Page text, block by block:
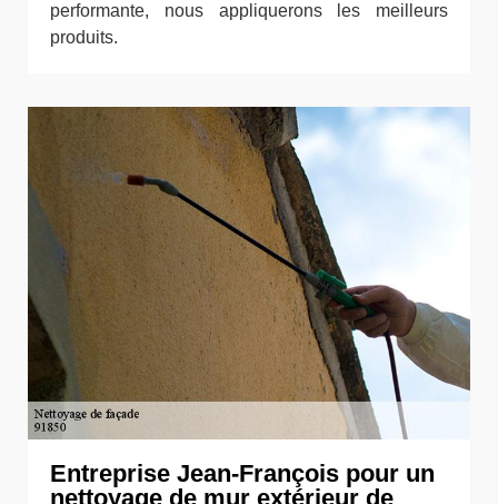
performante, nous appliquerons les meilleurs
produits.
Entreprise Jean-François pour un
nettoyage de mur extérieur de